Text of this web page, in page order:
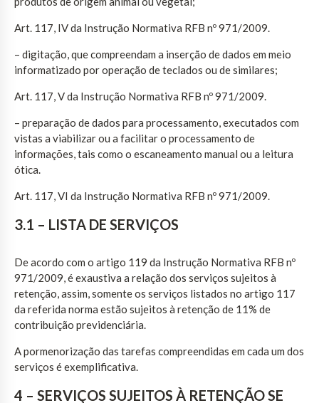
Art. 117, IV da Instrução Normativa RFB nº 971/2009.
– digitação, que compreendam a inserção de dados em meio
informatizado por operação de teclados ou de similares;
Art. 117, V da Instrução Normativa RFB nº 971/2009.
– preparação de dados para processamento, executados com
vistas a viabilizar ou a facilitar o processamento de
informações, tais como o escaneamento manual ou a leitura
ótica.
Art. 117, VI da Instrução Normativa RFB nº 971/2009.
3.1 – LISTA DE SERVIÇOS
De acordo com o artigo 119 da Instrução Normativa RFB nº
971/2009, é exaustiva a relação dos serviços sujeitos à
retenção, assim, somente os serviços listados no artigo 117
da referida norma estão sujeitos à retenção de 11% de
contribuição previdenciária.
A pormenorização das tarefas compreendidas em cada um dos
serviços é exemplificativa.
4 – SERVIÇOS SUJEITOS À RETENÇÃO SE